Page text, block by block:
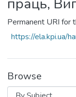
Permanent URI for
https://ela.kpi.ua/
Browse